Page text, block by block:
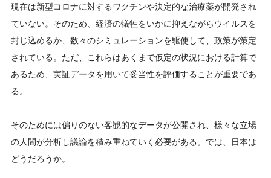
現在は新型コロナに対するワクチンや決定的な治療薬が開発され
ていない。そのため、経済の犠牲をいかに抑えながらウイルスを
封じ込めるか、数々のシミュレーションを駆使して、政策が策定
されている。ただ、これらはあくまで仮定の状況における計算で
あるため、実証データを用いて妥当性を評価することが重要であ
る。
そのためには偏りのない客観的なデータが公開され、様々な立場
の人間が分析し議論を積み重ねていく必要がある。では、日本は
どうだろうか。